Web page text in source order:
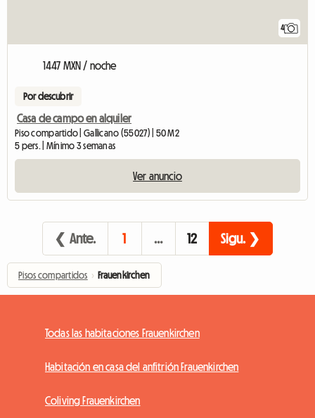
4
1447 MXN / noche
Por descubrir
Casa de campo en alquiler
Piso compartido | Gallicano (55027) | 50 M2
5 pers. | Mínimo 3 semanas
Ver anuncio
❮ Ante. 1 … 12 Sigu. ❯
Pisos compartidos › Frauenkirchen
Todas las habitaciones Frauenkirchen
Habitación en casa del anfitrión Frauenkirchen
Coliving Frauenkirchen